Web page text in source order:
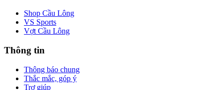
Shop Cầu Lông
VS Sports
Vợt Cầu Lông
Thông tin
Thông báo chung
Thắc mắc, góp ý
Trợ giúp